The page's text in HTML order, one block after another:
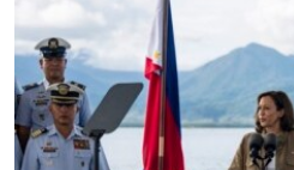
SearchASIA
EUROPE
MIDDLE EAST
SECURITY AND DEFENSE
AID AND DEVELOPMENT
DEMOCRACY AND
ECONOMY AND TRADE
ABOUT US
FOLLOW US